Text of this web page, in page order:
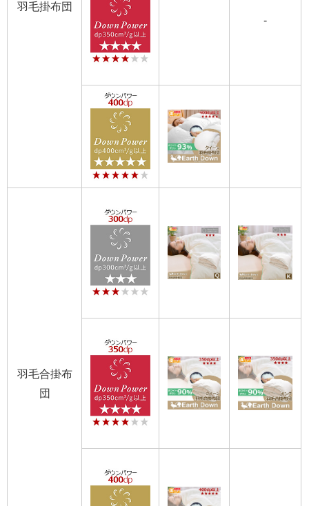
羽毛掛布団
-
羽毛合掛布
団